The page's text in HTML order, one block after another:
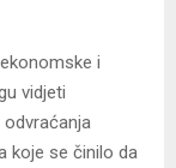
i
vidjeti
koje se činilo da